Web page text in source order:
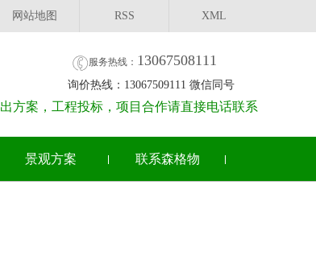
网站地图 RSS XML
服务热线： 13067508111
询价热线：13067509111 微信同号
出方案，工程投标，项目合作请直接电话联系
景观方案 联系森格物